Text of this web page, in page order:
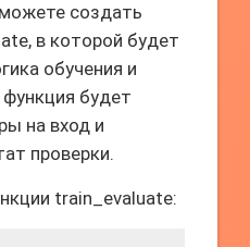
создать
в которой будет
обучения и
будет
на вход и
проверки.
train_evaluate: